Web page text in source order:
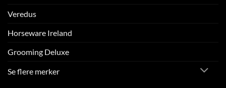
Veredus
Horseware Ireland
Grooming Deluxe
Se flere merker